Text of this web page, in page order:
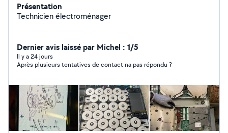
Présentation
Technicien électroménager
Dernier avis laissé par Michel : 1/5
Il y a 24 jours
Après plusieurs tentatives de contact na pas répondu ?